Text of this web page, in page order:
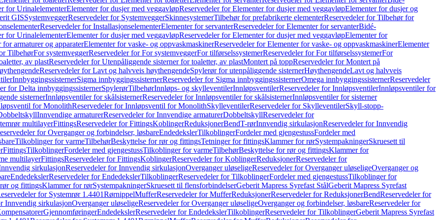
for UrinalelementerElementer for dusjer med veggavløpReservedeler for Elementer for dusjer med veggavløpElementer for dusjer og
GISSystemveggerReservedeler for SystemveggerSkinnesystemerTilbehør for prefabrikerte elementerReservedeler for Tilbehør for
Reservedeler for InstallasjonselementerElementer for servanterReservedeler for Elementer for servanterBidé-
for UrinalelementerElementer for dusjer med veggavløpReservedeler for Elementer for dusjer med veggavløpElementer for
armaturer og apparaterElementer for vaske- og oppvaskmaskinerReservedeler for Elementer for vaske- og oppvaskmaskinerElementer
TilbehørFor systemveggerReservedeler for For systemveggerFor tilførselssystemerReservedeler for For tilførselssystemerFor
av plastReservedeler for Utenpåliggende sisterner for toaletter, av plastMontert på toppReservedeler for Montert på
Reservedeler for Lavt og halvveis høythengendeSpylerør for utenpåliggende sisternerHøythengendeLavt og halvveis
InnbyggingssisternerSigma innbyggingssisternerReservedeler for Sigma innbyggingssisternerOmega innbyggingssisternerReservedeler
for Delta innbyggingssisternerSpylerørTilbehørInnløps- og skylleventilerInnløpsventilerReservedeler for InnløpsventilerInnløpsventiler for
sisternerInnløpsventiler for skålsisternerReservedeler for Innløpsventiler for skålsisternerInnløpsventiler for sisterner
for MonolithReservedeler for Innløpsventil for MonolithSkylleventilerReservedeler for SkylleventilerSkyll-stopp-
Innvendige armaturerReservedeler for Innvendige armaturerDobbeltskyllReservedeler for
multilayerFittingsReservedeler for FittingsKoblingerReduksjonerBendT-rørInnvendig sirkulasjonReservedeler for Innvendig
for Overganger og forbindelser, løsbareEndedekslerTilkoblingerFordeler med gjengestussFordeler med
Tilkoblinger for varmeTilbehørBeskyttelse for rør og fittingsTetninger for fittingsKlammer for rørSystempakningerSkruesett til
FittingsTilkoblingerFordeler med gjengestussTilkoblinger for varmeTilbehørBeskyttelse for rør og fittingsKlammer for
multilayerFittingsReservedeler for FittingsKoblingerReservedeler for KoblingerReduksjonerReservedeler for
sirkulasjonReservedeler for Innvendig sirkulasjonOverganger uløseligeReservedeler for Overganger uløseligeOverganger og
EndedekslerReservedeler for EndedekslerTilkoblingerReservedeler for TilkoblingerFordeler med gjengestussTilkoblinger for
og fittingsKlammer for rørSystempakningerSkruesett til flensforbindelserGeberit Mapress Syrefast StålGeberit Mapress Syrefast
for Systemrør 1.4401RørnippelMufferReservedeler for MufferReduksjonerReservedeler for ReduksjonerBendReservedeler for
Innvendig sirkulasjonOverganger uløseligeReservedeler for Overganger uløseligeOverganger og forbindelser, løsbareReservedeler for
GjennomføringerEndedekslerReservedeler for EndedekslerTilkoblingerReservedeler for TilkoblingerGeberit Mapress Syrefast